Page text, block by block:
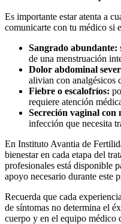
Es importante estar atenta a
comunicarte con tu médico si
Sangrado abundante:
de una menstruación
Dolor abdominal
alivian con analgésicos
Fiebre o escalofríos:
requiere atención
Secreción vaginal con
infección que necesita
En Instituto Avantia de
bienestar en cada etapa del
profesionales está disponible
apoyo necesario durante este
Recuerda que cada
de síntomas no determina el
cuerpo y en el equipo médico